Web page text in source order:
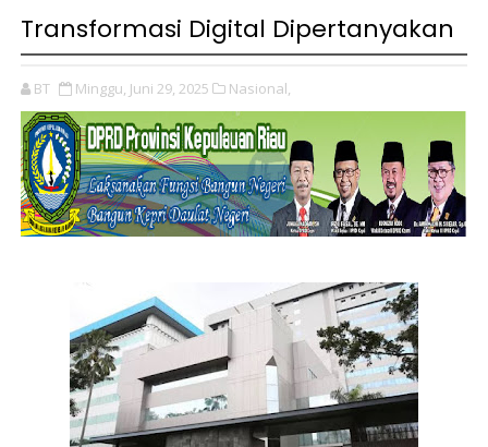
Transformasi Digital Dipertanyakan
BT Minggu, Juni 29, 2025 Nasional,